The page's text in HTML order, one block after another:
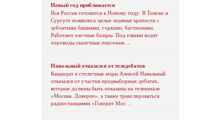
Новый год приближается
Вся Россия готовится к Новому году. В Томске и
Сургуте появились целые ледяные крепости с
зубчатыми башнями, горками, бастионами.
Работают елочные базары. Под елками водят
хороводы сказочные персонаж ...
Навальный отказался от теледебатов
Кандидат в столичные мэры Алексей Навальный
отказался от участия предвыборных дебатах,
которые должны быть показаны на телеканале
«Москва. Доверие», а также транслироваться
радиостанциями «Говорит Мос ...